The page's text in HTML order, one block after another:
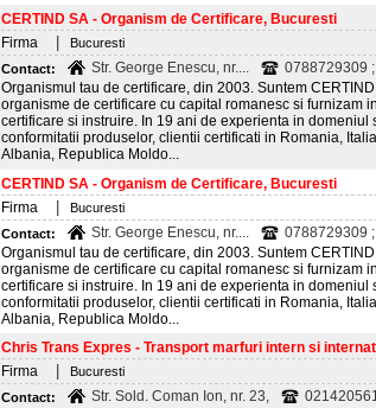
CERTIND SA - Organism de Certificare, Bucuresti
Firma
Bucuresti
Contact:
Str. George Enescu, nr....
0788729309
Organismul tau de certificare, din 2003. Suntem
organisme de certificare cu capital romanesc si furnizam
certificare si instruire. In 19 ani de experienta in domeniul
conformitatii produselor, clientii certificati in Romania,
Albania, Republica Moldo...
CERTIND SA - Organism de Certificare, Bucuresti
Firma
Bucuresti
Contact:
Str. George Enescu, nr....
0788729309
Organismul tau de certificare, din 2003. Suntem
organisme de certificare cu capital romanesc si furnizam
certificare si instruire. In 19 ani de experienta in domeniul
conformitatii produselor, clientii certificati in Romania,
Albania, Republica Moldo...
Chris Trans Expres - Transport marfuri intern si
Firma
Bucuresti
Contact:
Str. Sold. Coman Ion, nr. 23,